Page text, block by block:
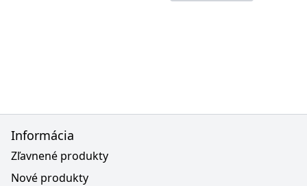
Informácia
Zľavnené produkty
Nové produkty